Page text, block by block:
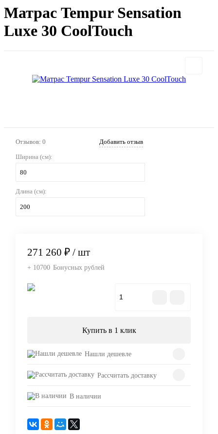
Матрас Tempur Sensation
Luxe 30 CoolTouch
Отзывов: 0 Добавить отзыв
Ширина (см):
80
Длина (см):
200
271 260 ₽ / шт
+ 10700 Бонусных рублей
Купить в 1 клик
Нашли дешевле
Рассчитать доставку
В наличии